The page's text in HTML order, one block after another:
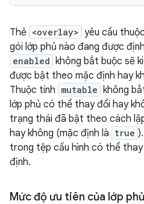
Thẻ <overlay> yêu cầu
gói lớp phủ nào đang được
enabled không bắt buộc sẽ
được bật theo mặc định hay
Thuộc tính mutable không
lớp phủ có thể thay đổi hay
trạng thái đã bật theo cách
hay không (mặc định là true
trong tệp cấu hình có thể
định.
Mức độ ưu tiên của lớp phủ